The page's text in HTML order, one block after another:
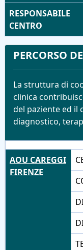
RESPONSABILE
CENTRO
PERCORSO
La struttura di
clinica
del paziente ed il
diagnostico,
AOU CAREGGI
FIRENZE